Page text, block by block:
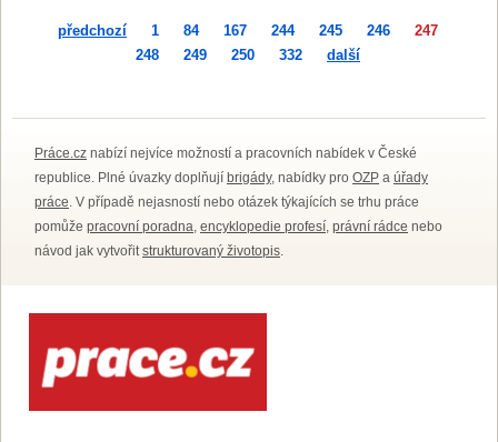
předchozí 1 84 167 244 245 246
247
248
249 250 332 další
Práce.cz nabízí nejvíce možností a pracovních nabídek v České
republice. Plné úvazky doplňují brigády, nabídky pro OZP a úřady
práce. V případě nejasností nebo otázek týkajících se trhu práce
pomůže pracovní poradna, encyklopedie profesí, právní rádce nebo
návod jak vytvořitstrukturovaný životopis.